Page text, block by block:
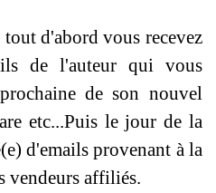
d'abord vous recevez
de l'auteur qui vous
de son nouvel
etc...Puis le jour de la
d'emails provenant à la
vendeurs affiliés.